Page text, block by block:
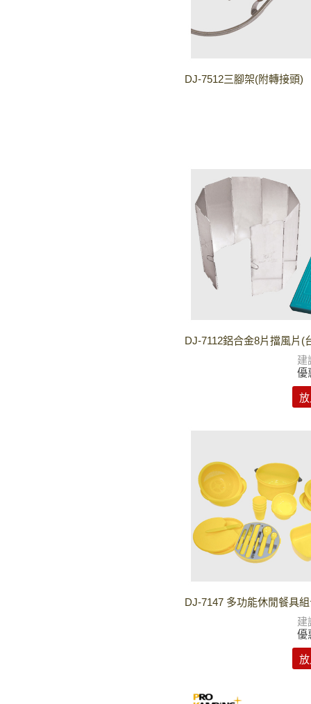
DJ-7512三腳架(附轉接頭)
DJ-7112鋁合金8片擋風片(
建
優
DJ-7147 多功能休閒餐具
建
優